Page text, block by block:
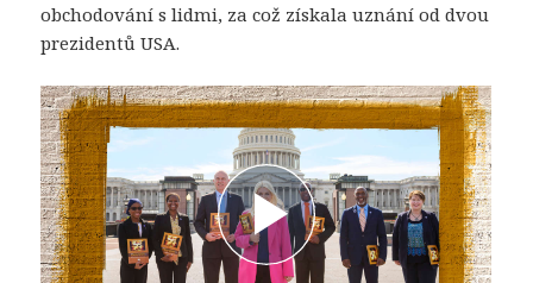
obchodování s lidmi, za což získala uznání od dvou
prezidentů USA.